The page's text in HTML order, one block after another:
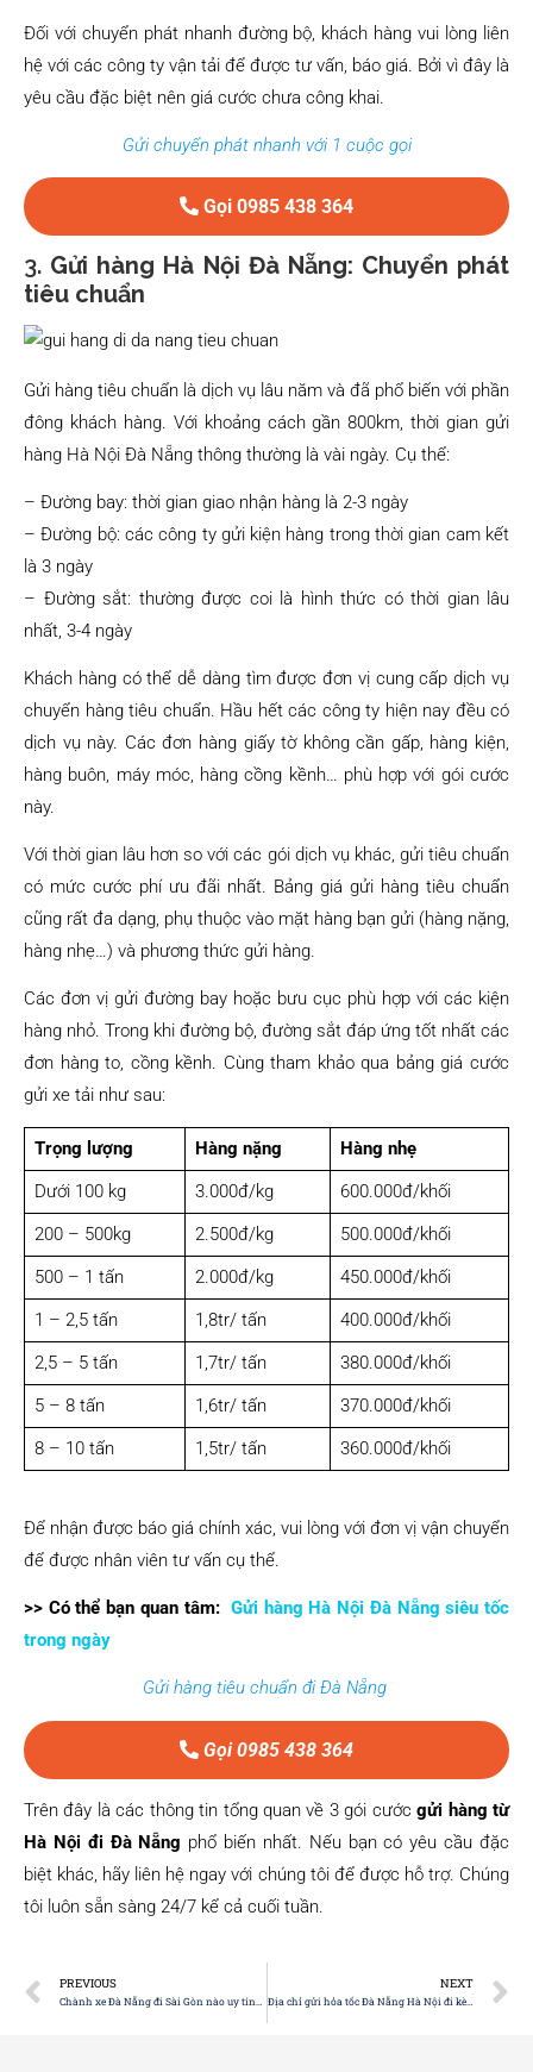
Đối với chuyển phát nhanh đường bộ, khách hàng vui lòng liên
hệ với các công ty vận tải để được tư vấn, báo giá. Bởi vì đây là
yêu cầu đặc biệt nên giá cước chưa công khai.
Gửi chuyển phát nhanh với 1 cuộc gọi
Gọi 0985 438 364
3. Gửi hàng Hà Nội Đà Nẵng: Chuyển phát
tiêu chuẩn
Gửi hàng tiêu chuẩn là dịch vụ lâu năm và đã phổ biến với phần
đông khách hàng. Với khoảng cách gần 800km, thời gian gửi
hàng Hà Nội Đà Nẵng thông thường là vài ngày. Cụ thể:
– Đường bay: thời gian giao nhận hàng là 2-3 ngày
– Đường bộ: các công ty gửi kiện hàng trong thời gian cam kết
là 3 ngày
– Đường sắt: thường được coi là hình thức có thời gian lâu
nhất, 3-4 ngày
Khách hàng có thể dễ dàng tìm được đơn vị cung cấp dịch vụ
chuyển hàng tiêu chuẩn. Hầu hết các công ty hiện nay đều có
dịch vụ này. Các đơn hàng giấy tờ không cần gấp, hàng kiện,
hàng buôn, máy móc, hàng cồng kềnh… phù hợp với gói cước
này.
Với thời gian lâu hơn so với các gói dịch vụ khác, gửi tiêu chuẩn
có mức cước phí ưu đãi nhất. Bảng giá gửi hàng tiêu chuẩn
cũng rất đa dạng, phụ thuộc vào mặt hàng bạn gửi (hàng nặng,
hàng nhẹ…) và phương thức gửi hàng.
Các đơn vị gửi đường bay hoặc bưu cục phù hợp với các kiện
hàng nhỏ. Trong khi đường bộ, đường sắt đáp ứng tốt nhất các
đơn hàng to, cồng kềnh. Cùng tham khảo qua bảng giá cước
gửi xe tải như sau:
Trọng lượng Hàng nặng
Hàng nhẹ
Dưới 100 kg
3.000đ/kg
600.000đ/khối
200 – 500kg
2.500đ/kg
500.000đ/khối
500 – 1 tấn
2.000đ/kg
450.000đ/khối
1 – 2,5 tấn
1,8tr/ tấn
400.000đ/khối
2,5 – 5 tấn
1,7tr/ tấn
380.000đ/khối
5 – 8 tấn
1,6tr/ tấn
370.000đ/khối
8 – 10 tấn
1,5tr/ tấn 360.000đ/khối
Để nhận được báo giá chính xác, vui lòng với đơn vị vận chuyển
để được nhân viên tư vấn cụ thể.
>> Có thể bạn quan tâm: Gửi hàng Hà Nội Đà Nẵng siêu tốc
trong ngày
Gửi hàng tiêu chuẩn đi Đà Nẵng
Gọi 0985 438 364
Trên đây là các thông tin tổng quan về 3 gói cướcgửi hàng từ
Hà Nội đi Đà Nẵng phổ biến nhất. Nếu bạn có yêu cầu đặc
biệt khác, hãy liên hệ ngay với chúng tôi để được hỗ trợ. Chúng
tôi luôn sẵn sàng 24/7 kể cả cuối tuần.
PREVIOUS
Chành xe Đà Nẵng đi Sài Gòn nào uy tín? Gửi mất bao lâu?
NEXT
Địa chỉ gửi hỏa tốc Đà Nẵng Hà Nội đi kèm giá cước